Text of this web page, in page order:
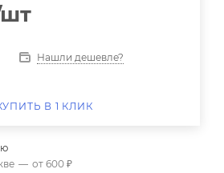
Нашли дешевле?
В 1 КЛИК
— от 600 ₽